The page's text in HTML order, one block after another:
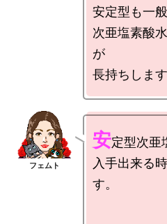
安定型も一
次亜塩素酸
が
安定型次亜
入手出来る
す。